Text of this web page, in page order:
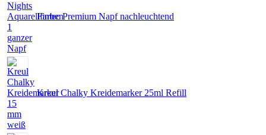
Fintec Premium Napf nachleuchtend
Kreul Chalky Kreidemarker 25ml Refill